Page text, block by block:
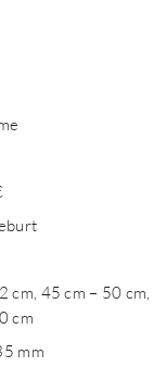
cm, 45 cm – 50 cm,
cm
mm